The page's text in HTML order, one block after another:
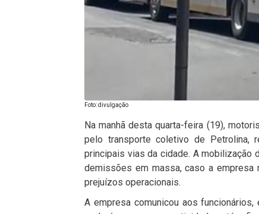
Foto: divulgação
Na manhã desta quarta-feira (19),
pelo transporte coletivo de Petrolina,
principais vias da cidade. A mobilização
demissões em massa, caso a empresa
prejuízos operacionais.
A empresa comunicou aos